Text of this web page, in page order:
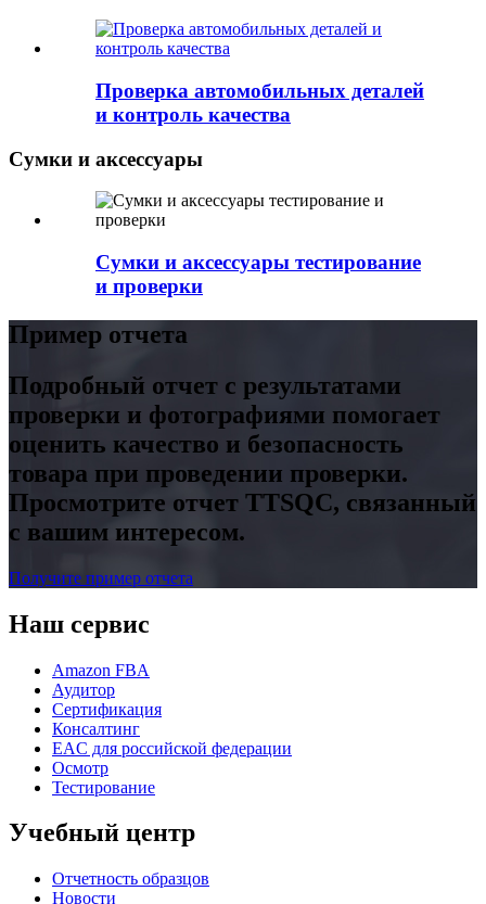
Проверка автомобильных деталей
и контроль качества
Сумки и аксессуары
Сумки и аксессуары тестирование
и проверки
Пример отчета
Подробный отчет с результатами
проверки и фотографиями помогает
оценить качество и безопасность
товара при проведении проверки.
Просмотрите отчет TTSQC, связанный
с вашим интересом.
Получите пример отчета
Наш сервис
Amazon FBA
Аудитор
Сертификация
Консалтинг
EAC для российской федерации
Осмотр
Тестирование
Учебный центр
Отчетность образцов
Новости